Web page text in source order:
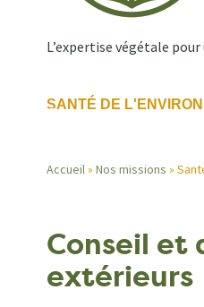
L’expertise végétale
Qui sommes nous ?
SANTÉ DE
d'Ariane
Accueil Nos missions
Conseil et
extérieurs